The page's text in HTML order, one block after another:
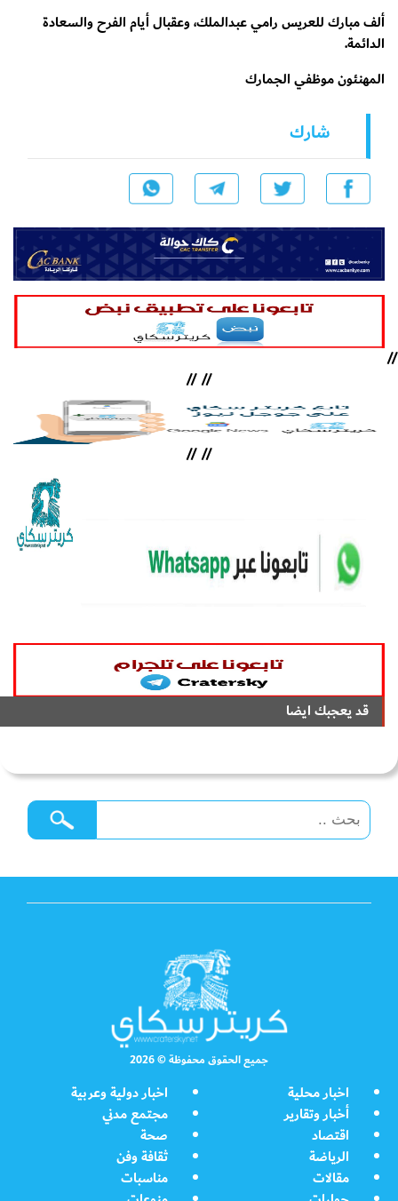
ألف مبارك للعريس رامي عبدالملك، وعقبال أيام الفرح والسعادة
الدائمة.
المهنئون موظفي الجمارك
شارك
//
//
//
//
//
قد يعجبك ايضا
جميع الحقوق محفوظة © 2026
اخبار محلية
اخبار دولية وعربية
أخبار وتقارير
مجتمع مدني
اقتصاد
صحة
الرياضة
ثقافة وفن
مقالات
مناسبات